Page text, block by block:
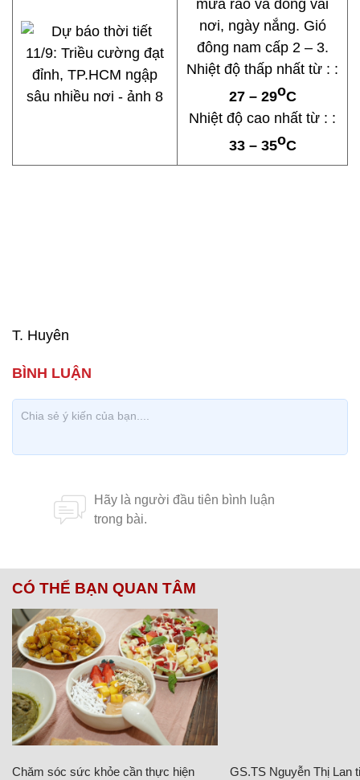
mưa rào và dông vài
nơi, ngày nắng. Gió
đông nam cấp 2 – 3.
Nhiệt độ thấp nhất từ : :
27 – 29oC
Nhiệt độ cao nhất từ : :
33 – 35oC
T. Huyên
CÓ THỂ BẠN QUAN TÂM
Chăm sóc sức khỏe cần thực hiện
GS.TS Nguyễn Thị Lan